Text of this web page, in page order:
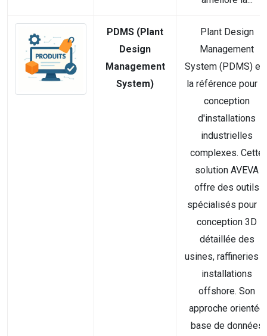
PDMS (Plant
Design
Management
System)
Plant Design
Management
System (PDMS)
la référence pour la
conception
d'installations
industrielles
complexes. Cette
solution AVEVA
offre des outils
spécialisés pour la
conception 3D
détaillée des
usines, raffineries
installations
offshore. Son
approche orientée
base de données